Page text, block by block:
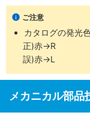
・ドーム照明と同軸
・調光制御、点灯の
・被写体や撮像視野
揃えています。
・対象視野の大きさ
・赤・白・青・緑・
応じた発光色の選択
【用途】
ご注意
カタログの発光
正)赤→R
誤)赤→L
メカニカル部品